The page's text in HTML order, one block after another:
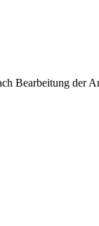
Bearbeitung der